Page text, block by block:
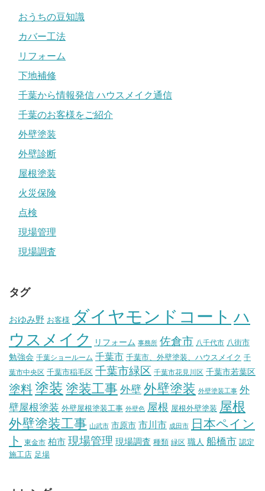
おうちの豆知識
カバー工法
リフォーム
下地補修
千葉から情報発信 ハウスメイク通信
千葉のお客様をご紹介
外壁塗装
外壁診断
屋根塗装
火災保険
点検
現場管理
現場調査
タグ
おゆみ野 お客様 ダイヤモンドコート ハ
ウスメイク
リフォーム 事務所 佐倉市 八千代市 八街市
勉強会 千葉ショールーム 千葉市 千葉市、外壁塗装、ハウスメイク 千
葉市中央区 千葉市稲毛区 千葉市緑区 千葉市花見川区 千葉市若葉区
塗料塗装 塗装工事 外壁 外壁塗装 外壁塗装工事 外
壁屋根塗装 外壁屋根塗装工事 外壁色 屋根 屋根外壁塗装 屋根
外壁塗装工事 山武市 市原市 市川市 成田市
日本ペイン
ト
東金市 柏市 現場管理 現場調査 種類 緑区 職人 船橋市 認定
施工店 足場